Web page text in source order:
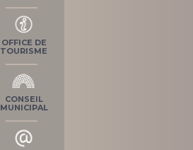
OFFICE DE
TOURISME
CONSEIL
MUNICIPAL